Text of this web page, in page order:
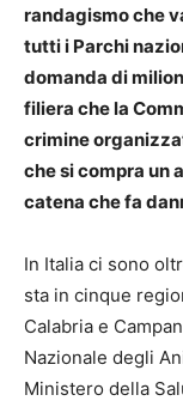
randagismo che
tutti i Parchi
domanda di
filiera che la
crimine
che si compra un
catena che fa
In Italia ci sono
sta in cinque
Calabria e
Nazionale degli
Ministero della